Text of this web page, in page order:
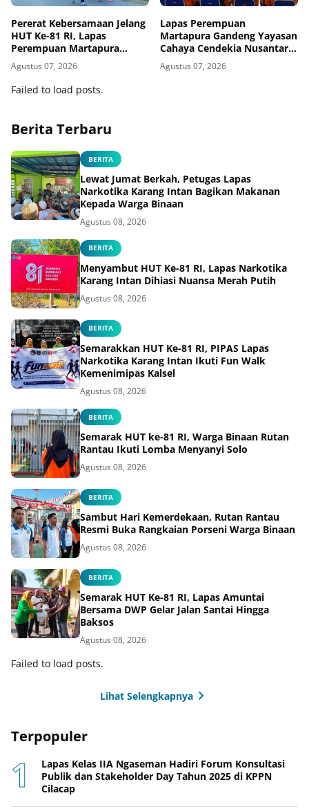
Pererat Kebersamaan Jelang
HUT Ke-81 RI, Lapas
Perempuan Martapura
Meriahkan Fun Walk
Bersama Kakanwil
Agustus 07, 2026
Lapas Perempuan
Martapura Gandeng Yayasan
Cahaya Cendekia Nusantara
Tingkatkan Literasi Hukum
Warga Binaan
Agustus 07, 2026
Failed to load posts.
Berita Terbaru
BERITA
Lewat Jumat Berkah, Petugas Lapas
Narkotika Karang Intan Bagikan Makanan
Kepada Warga Binaan
Agustus 08, 2026
BERITA
Menyambut HUT Ke-81 RI, Lapas Narkotika
Karang Intan Dihiasi Nuansa Merah Putih
Agustus 08, 2026
BERITA
Semarakkan HUT Ke-81 RI, PIPAS Lapas
Narkotika Karang Intan Ikuti Fun Walk
Kemenimipas Kalsel
Agustus 08, 2026
BERITA
Semarak HUT ke-81 RI, Warga Binaan Rutan
Rantau Ikuti Lomba Menyanyi Solo
Agustus 08, 2026
BERITA
Sambut Hari Kemerdekaan, Rutan Rantau
Resmi Buka Rangkaian Porseni Warga Binaan
Agustus 08, 2026
BERITA
Semarak HUT Ke-81 RI, Lapas Amuntai
Bersama DWP Gelar Jalan Santai Hingga
Baksos
Agustus 08, 2026
Failed to load posts.
Lihat Selengkapnya
Terpopuler
Lapas Kelas IIA Ngaseman Hadiri Forum Konsultasi
Publik dan Stakeholder Day Tahun 2025 di KPPN
Cilacap